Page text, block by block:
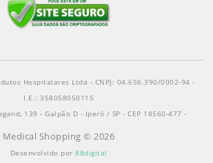
Hospitalares Ltda - CNPJ: 04.656.390/0002-94 -
I.E.: 358058050115
139 - Galpão D - Iperó / SP - CEP 18560-477 -
Medical Shopping © 2026
Desenvolvido por 88digital